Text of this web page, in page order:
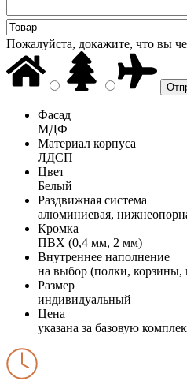
Пожалуйста, докажите, что вы
Фасад
МДФ
Материал корпуса
ЛДСП
Цвет
Белый
Раздвижная система
алюминиевая,
Кромка
ПВХ (0,4 мм, 2 мм)
Внутреннее наполнение
на выбор (полки, корзины,
Размер
индивидуальный
Цена
указана за базовую